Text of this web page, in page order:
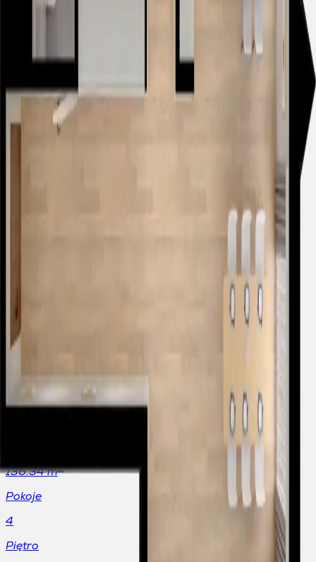
3 393 078,00 zł
Zapytaj o lokal
Podobne mieszkania
Piętro
I3.E.02.03
136.34 m2
Pokoje
4
Piętro